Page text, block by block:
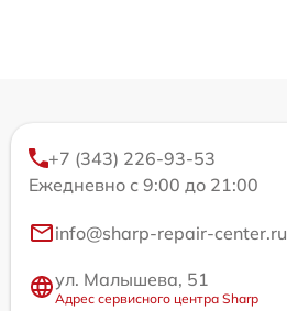
+7 (343) 226-93-53
Ежедневно с 9:00 до 21:00
info@sharp-repair-center.ru
ул. Малышева, 51
Адрес сервисного центра Sharp